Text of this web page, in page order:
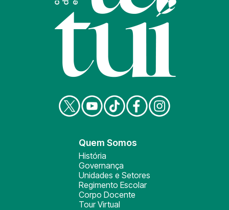
Quem Somos
História
Governança
Unidades e Setores
Regimento Escolar
Corpo Docente
Tour Virtual